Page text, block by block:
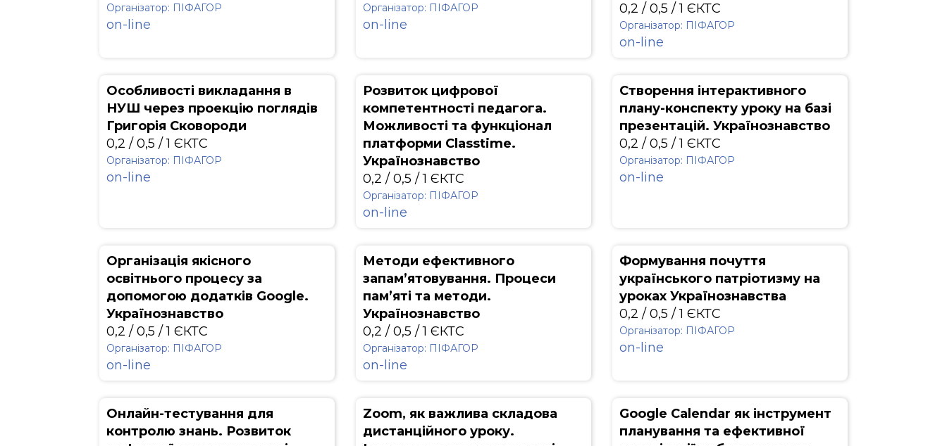
Організатор: ПІФАГОР
on-line
Організатор: ПІФАГОР
on-line
0,2 / 0,5 / 1 ЄКТС
Організатор: ПІФАГОР
on-line
Особливості викладання в
НУШ через проекцію поглядів
Григорія Сковороди
0,2 / 0,5 / 1 ЄКТС
Організатор: ПІФАГОР
on-line
Розвиток цифрової
компетентності педагога.
Можливості та функціонал
платформи Classtime.
Українознавство
0,2 / 0,5 / 1 ЄКТС
Організатор: ПІФАГОР
on-line
Створення інтерактивного
плану-конспекту уроку на базі
презентацій. Українознавство
0,2 / 0,5 / 1 ЄКТС
Організатор: ПІФАГОР
on-line
Організація якісного
освітнього процесу за
допомогою додатків Google.
Українознавство
0,2 / 0,5 / 1 ЄКТС
Організатор: ПІФАГОР
on-line
Методи ефективного
запам’ятовування. Процеси
пам’яті та методи.
Українознавство
0,2 / 0,5 / 1 ЄКТС
Організатор: ПІФАГОР
on-line
Формування почуття
українського патріотизму на
уроках Українознавства
0,2 / 0,5 / 1 ЄКТС
Організатор: ПІФАГОР
on-line
Онлайн-тестування для
контролю знань. Розвиток
Zoom, як важлива складова
дистанційного уроку.
Google Calendar як інструмент
планування та ефективної